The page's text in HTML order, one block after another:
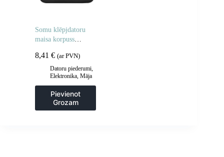
Somu klēpjdatoru
maisa korpuss
melns
8,41 € (ar PVN)
Datoru piederumi,
Elektronika, Māja
Pievienot
Grozam